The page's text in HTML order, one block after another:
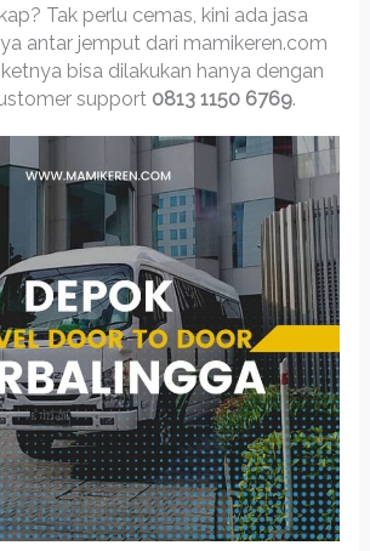
Tak perlu cemas, kini ada jasa
antar jemput dari mamikeren.com
bisa dilakukan hanya dengan
support 0813 1150 6769.